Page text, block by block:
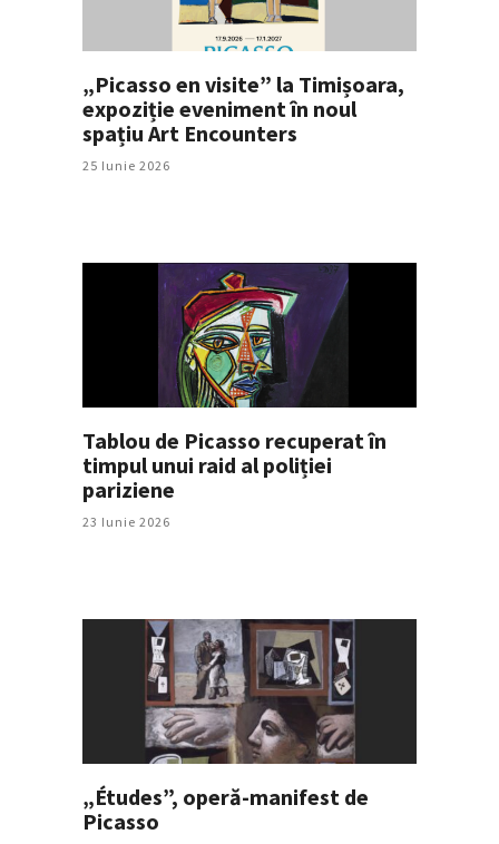
„Picasso en visite” la Timișoara,
expoziție eveniment în noul
spațiu Art Encounters
25 Iunie 2026
Tablou de Picasso recuperat în
timpul unui raid al poliției
pariziene
23 Iunie 2026
„Études”, operă-manifest de
Picasso